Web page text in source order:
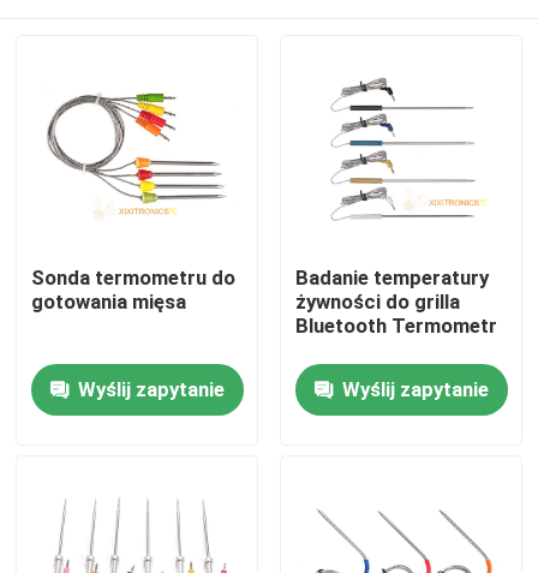
Dom
Łączność
Sonda termometru do
gotowania mięsa
Wyślij zapytanie
Badanie temperatury
żywności do grilla
Bluetooth Termometr
Wyślij zapytanie